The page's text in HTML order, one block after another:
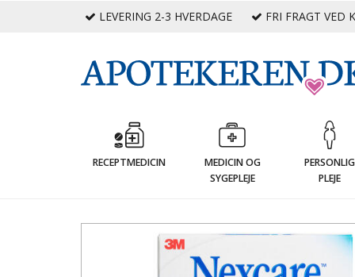
LEVERING 2-3 HVERDAGE FRI FRAGT VED
RECEPTMEDICIN
MEDICIN OG
SYGEPLEJE
PERSONLIG
PLEJE